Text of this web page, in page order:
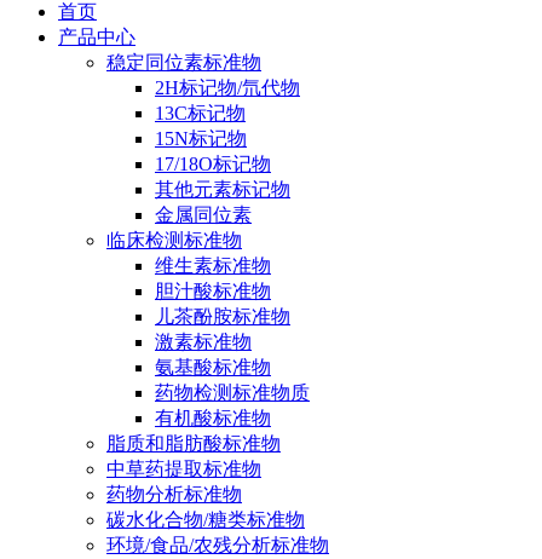
首页
产品中心
稳定同位素标准物
2H标记物/氘代物
13C标记物
15N标记物
17/18O标记物
其他元素标记物
金属同位素
临床检测标准物
维生素标准物
胆汁酸标准物
儿茶酚胺标准物
激素标准物
氨基酸标准物
药物检测标准物质
有机酸标准物
脂质和脂肪酸标准物
中草药提取标准物
药物分析标准物
碳水化合物/糖类标准物
环境/食品/农残分析标准物